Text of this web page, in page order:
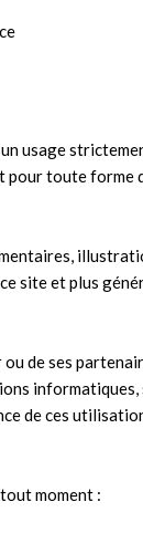
usage
toute
site et plus
de ses
de ces
moment :